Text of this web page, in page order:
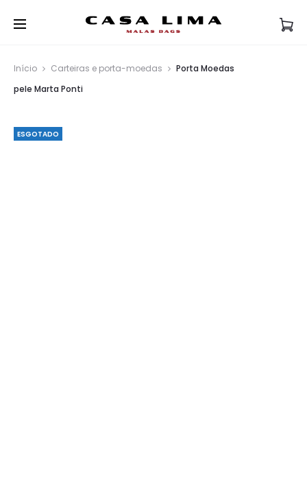
Início Carteiras e porta-moedas
Porta Moedas
pele Marta Ponti
ESGOTADO